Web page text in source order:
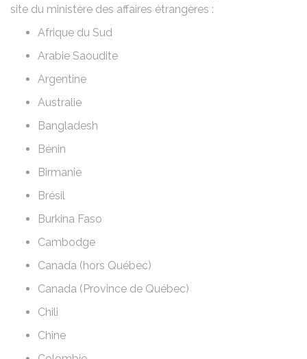
site du ministère des affaires étrangères :
Afrique du Sud
Arabie Saoudite
Argentine
Australie
Bangladesh
Bénin
Birmanie
Brésil
Burkina Faso
Cambodge
Canada (hors Québec)
Canada (Province de Québec)
Chili
Chine